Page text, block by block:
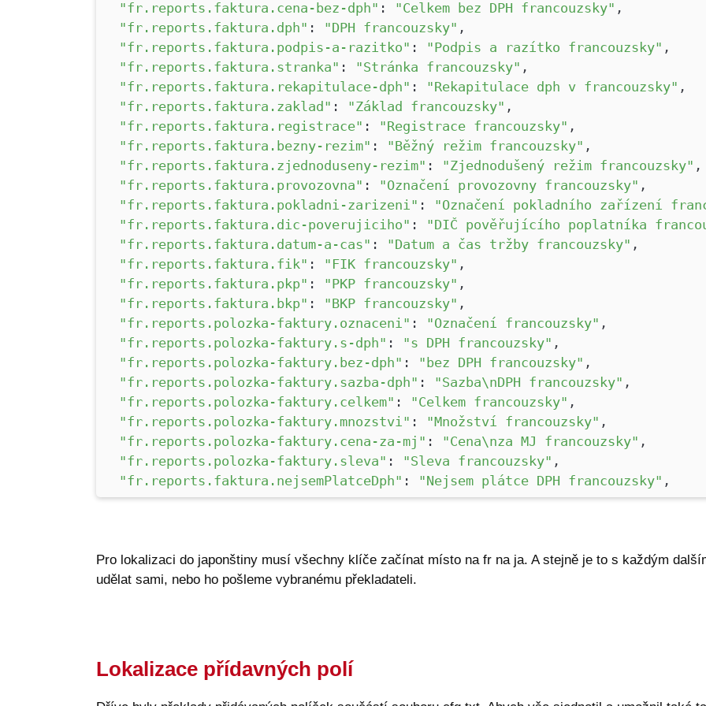
"fr.reports.faktura.cena-bez-dph" : "Celkem bez DPH francouzsky" ,
"fr.reports.faktura.dph" : "DPH francouzsky" ,
"fr.reports.faktura.podpis-a-razitko" : "Podpis a razítko francouzsky" ,
"fr.reports.faktura.stranka" : "Stránka francouzsky" ,
"fr.reports.faktura.rekapitulace-dph" : "Rekapitulace dph v francouzsky" ,
"fr.reports.faktura.zaklad" : "Základ francouzsky" ,
"fr.reports.faktura.registrace" : "Registrace francouzsky" ,
"fr.reports.faktura.bezny-rezim" : "Běžný režim francouzsky" ,
"fr.reports.faktura.zjednoduseny-rezim" : "Zjednodušený režim francouzsky" ,
"fr.reports.faktura.provozovna" : "Označení provozovny francouzsky" ,
"fr.reports.faktura.pokladni-zarizeni" : "Označení pokladního zařízení
"fr.reports.faktura.dic-poverujiciho" : "DIČ pověřujícího poplatníka
"fr.reports.faktura.datum-a-cas" : "Datum a čas tržby francouzsky" ,
"fr.reports.faktura.fik" : "FIK francouzsky" ,
"fr.reports.faktura.pkp" : "PKP francouzsky" ,
"fr.reports.faktura.bkp" : "BKP francouzsky" ,
"fr.reports.polozka-faktury.oznaceni" : "Označení francouzsky" ,
"fr.reports.polozka-faktury.s-dph" : "s DPH francouzsky" ,
"fr.reports.polozka-faktury.bez-dph" : "bez DPH francouzsky" ,
"fr.reports.polozka-faktury.sazba-dph" : "Sazba\nDPH francouzsky" ,
"fr.reports.polozka-faktury.celkem" : "Celkem francouzsky" ,
"fr.reports.polozka-faktury.mnozstvi" : "Množství francouzsky" ,
"fr.reports.polozka-faktury.cena-za-mj" : "Cena\nza MJ francouzsky" ,
"fr.reports.polozka-faktury.sleva" : "Sleva francouzsky" ,
"fr.reports.faktura.nejsemPlatceDph" : "Nejsem plátce DPH francouzsky" ,
Pro lokalizaci do japonštiny musí všechny klíče začínat místo na fr na ja. A stejně je to s každým
udělat sami, nebo ho pošleme vybranému překladateli.
Lokalizace přídavných polí